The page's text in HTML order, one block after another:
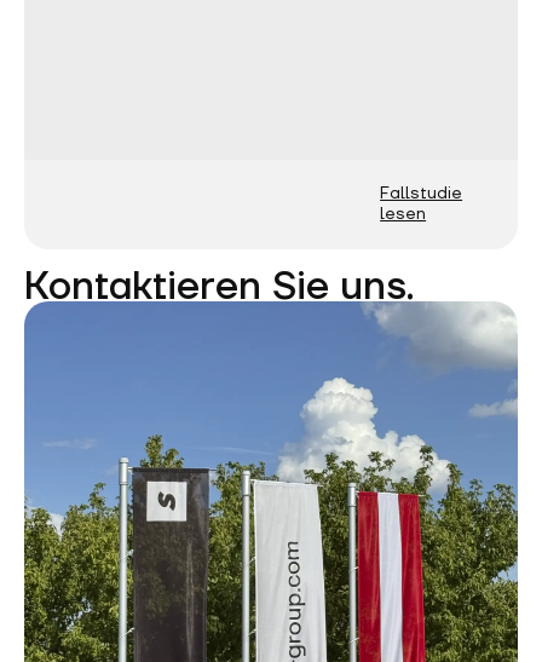
Fallstudie
lesen
Kontaktieren Sie uns.